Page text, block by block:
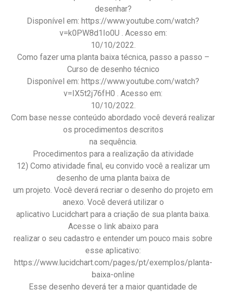
desenhar?
Disponível em: https://www.youtube.com/watch?
v=k0PW8d1Io0U . Acesso em:
10/10/2022.
Como fazer uma planta baixa técnica, passo a passo –
Curso de desenho técnico
Disponível em: https://www.youtube.com/watch?
v=IX5t2j76fH0 . Acesso em:
10/10/2022.
Com base nesse conteúdo abordado você deverá realizar
os procedimentos descritos
na sequência.
Procedimentos para a realização da atividade
12) Como atividade final, eu convido você a realizar um
desenho de uma planta baixa de
um projeto. Você deverá recriar o desenho do projeto em
anexo. Você deverá utilizar o
aplicativo Lucidchart para a criação de sua planta baixa.
Acesse o link abaixo para
realizar o seu cadastro e entender um pouco mais sobre
esse aplicativo:
https://www.lucidchart.com/pages/pt/exemplos/planta-
baixa-online
Esse desenho deverá ter a maior quantidade de